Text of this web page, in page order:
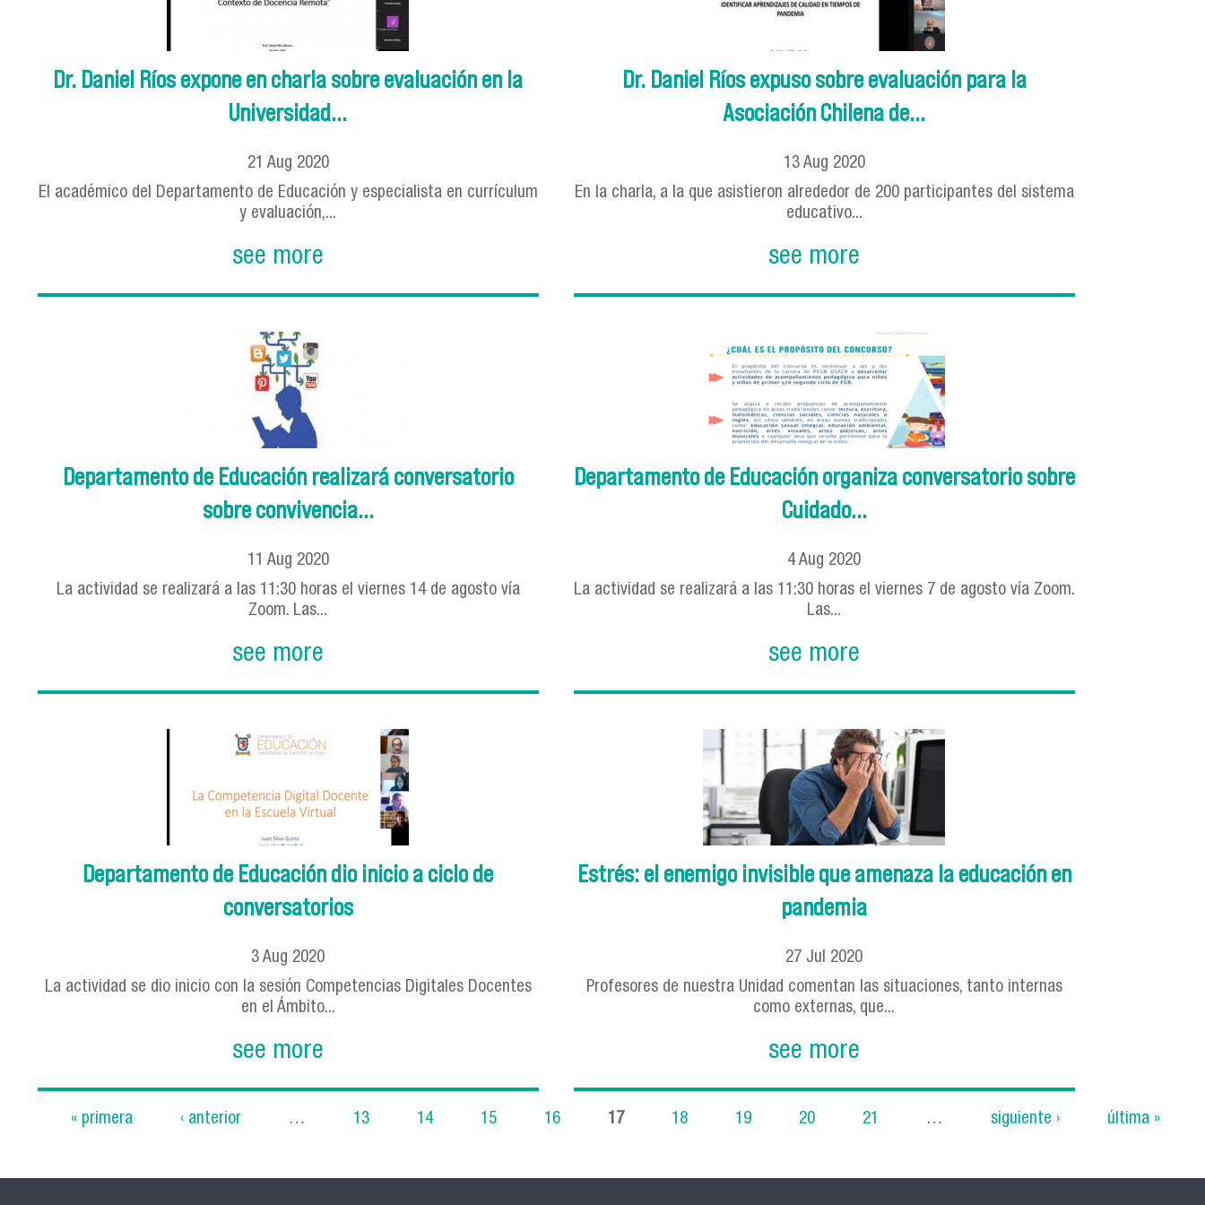
Dr. Daniel Ríos expone en charla sobre evaluación en la
Universidad...
21 Aug 2020
El académico del Departamento de Educación y especialista en currículum
y evaluación,...
see more
Dr. Daniel Ríos expuso sobre evaluación para la
Asociación Chilena de...
13 Aug 2020
En la charla, a la que asistieron alrededor de 200 participantes del sistema
educativo...
see more
Departamento de Educación realizará conversatorio
sobre convivencia...
11 Aug 2020
La actividad se realizará a las 11:30 horas el viernes 14 de agosto vía
Zoom. Las...
see more
Departamento de Educación organiza conversatorio sobre
Cuidado...
4Aug 2020
La actividad se realizará a las 11:30 horas el viernes 7 de agosto vía Zoom.
Las...
see more
Departamento de Educación dio inicio a ciclo de
conversatorios
3 Aug 2020
La actividad se dio inicio con la sesión Competencias Digitales Docentes
en el Ámbito...
see more
Estrés: el enemigo invisible que amenaza la educación en
pandemia
27 Jul 2020
Profesores de nuestra Unidad comentan las situaciones, tanto internas
como externas, que...
see more
« primera ‹ anterior … 13 14 15 16 17 18 19 20 21 … siguiente › última »